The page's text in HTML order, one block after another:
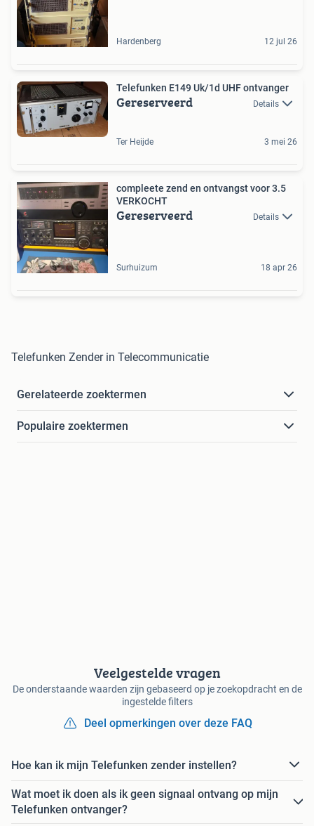
Hardenberg 12 jul 26
Telefunken E149 Uk/1d UHF ontvanger
Gereserveerd Details
Ter Heijde 3 mei 26
compleete zend en ontvangst voor 3.5
VERKOCHT
Gereserveerd Details
Surhuizum 18 apr 26
Telefunken Zender in Telecommunicatie
Gerelateerde zoektermen
Populaire zoektermen
Veelgestelde vragen
De onderstaande waarden zijn gebaseerd op je zoekopdracht en de
ingestelde filters
Deel opmerkingen over deze FAQ
Hoe kan ik mijn Telefunken zender instellen?
Wat moet ik doen als ik geen signaal ontvang op mijn
Telefunken ontvanger?